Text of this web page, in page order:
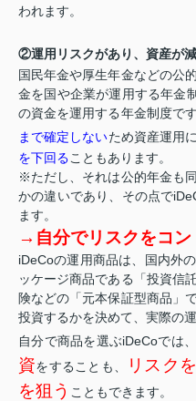
われます。
②運用リスクがあり、資産が
国民年金や厚生年金などの公
金を国や企業が運用する年金
の資金を運用する年金制度で
まで確定しないため資産運用
を下回ることもあります。
※ただし、それは公的年金も
かの違いであり、その点で
ます。
→自分でリスクをコン
iDeCoの運用商品は、国内外
ッケージ商品である「投資信
険などの「元本保証型商品」
投資するかを決めて、実際の
自分で商品を選ぶiDeCoでは、
資をすることも、
リスク
を狙う こともできます。